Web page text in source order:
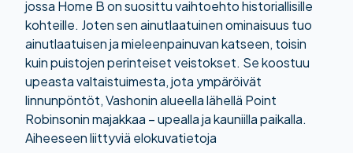
jossa Home B on suosittu vaihtoehto historiallisille
kohteille. Joten sen ainutlaatuinen ominaisuus tuo
ainutlaatuisen ja mieleenpainuvan katseen, toisin
kuin puistojen perinteiset veistokset. Se koostuu
upeasta valtaistuimesta, jota ympäröivät
linnunpöntöt, Vashonin alueella lähellä Point
Robinsonin majakkaa – upealla ja kauniilla paikalla.
Aiheeseen liittyviä elokuvatietoja